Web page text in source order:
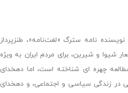
نامه سترگ «لغت‌نامه»، طنزپرداز
شیوا و شیرین، برای مردم ایران به‌ ویژه
چهره ‌ای شناخته است، اما دهخدای
در زندگی سیاسی و اجتماعی، و دهخدای